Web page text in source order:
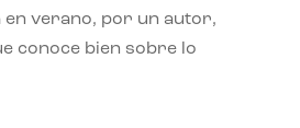
en verano, por un autor,
conoce bien sobre lo